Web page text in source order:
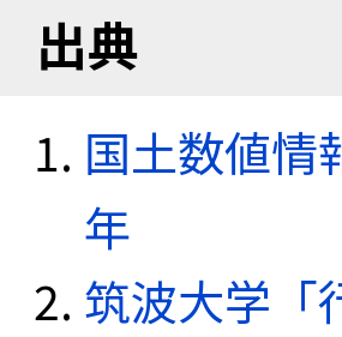
出典
国土数値情
年
筑波大学「